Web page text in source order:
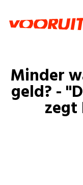
Minder
geld? -
zegt